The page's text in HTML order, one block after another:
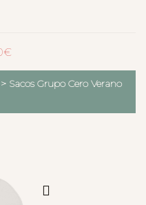
€
> Sacos Grupo Cero Verano